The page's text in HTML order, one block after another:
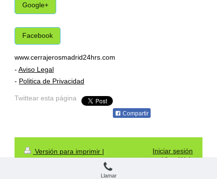
Google+
Facebook
www.cerrajerosmadrid24hrs.com
- Aviso Legal
- Politica de Privacidad
Twittear esta página
Compartir
Versión para imprimir
Iniciar sesión
Vista Web
Llamar